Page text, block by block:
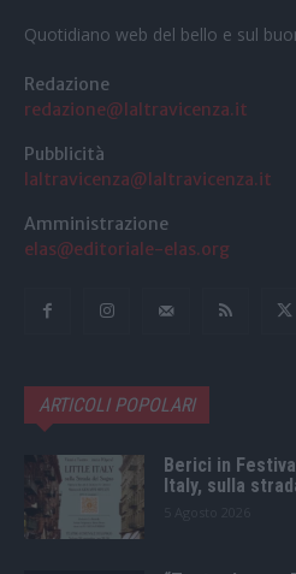
Quotidiano web del bello e sul
Redazione
redazione@laltravicenza.it
Pubblicità
laltravicenza@laltravicenza.it
Amministrazione
elas@editoriale-elas.org
ARTICOLI POPOLARI
Berici in
Italy, sulla